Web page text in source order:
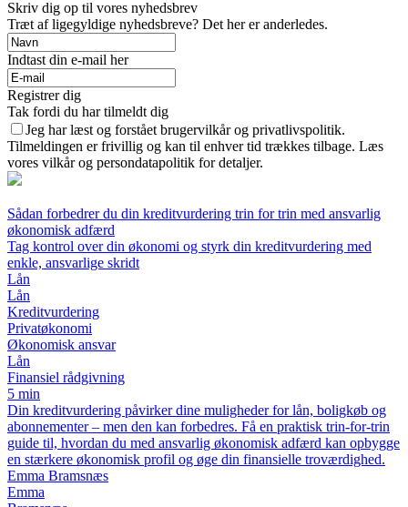
Skriv dig op til vores nyhedsbrev
Træt af ligegyldige nyhedsbreve? Det her er anderledes.
Indtast din e-mail her
Registrer dig
Tak fordi du har tilmeldt dig
Jeg har læst og forstået brugervilkår og privatlivspolitik.
Tilmeldingen er frivillig og kan til enhver tid trækkes tilbage. Læs
vores vilkår og persondatapolitik for detaljer.
Sådan forbedrer du din kreditvurdering trin for trin med ansvarlig
økonomisk adfærd
Tag kontrol over din økonomi og styrk din kreditvurdering med
enkle, ansvarlige skridt
Lån
Lån
Kreditvurdering
Privatøkonomi
Økonomisk ansvar
Lån
Finansiel rådgivning
5 min
Din kreditvurdering påvirker dine muligheder for lån, boligkøb og
abonnementer – men den kan forbedres. Få en praktisk trin-for-trin
guide til, hvordan du med ansvarlig økonomisk adfærd kan opbygge
en stærkere økonomisk profil og øge din finansielle troværdighed.
Emma Bramsnæs
Emma